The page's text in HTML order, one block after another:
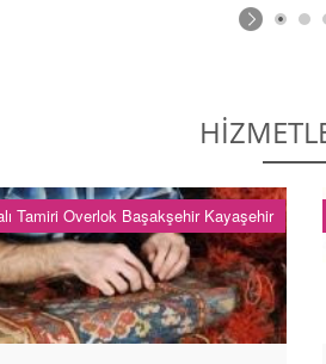
Tamiri Overlok Başakşehir Kayaşehir